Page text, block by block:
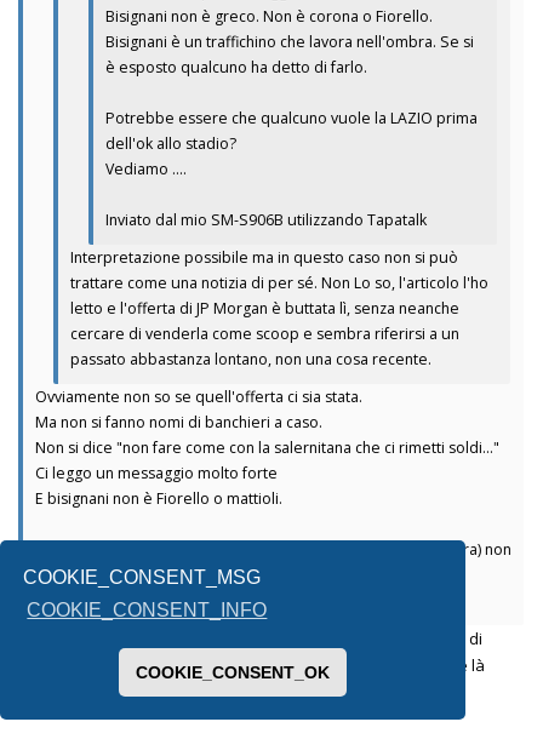
COOKIE_CONSENT_MSG
COOKIE_CONSENT_INFO
COOKIE_CONSENT_OK
Bisignani non è greco. Non è corona o Fiorello.
Bisignani è un traffichino che lavora nell'ombra. Se si
è esposto qualcuno ha detto di farlo.
Potrebbe essere che qualcuno vuole la LAZIO prima
dell'ok allo stadio?
Vediamo ....
Inviato dal mio SM-S906B utilizzando Tapatalk
Interpretazione possibile ma in questo caso non si può
trattare come una notizia di per sé. Non Lo so, l'articolo l'ho
letto e l'offerta di JP Morgan è buttata lì, senza neanche
cercare di venderla come scoop e sembra riferirsi a un
passato abbastanza lontano, non una cosa recente.
Ovviamente non so se quell'offerta ci sia stata.
Ma non si fanno nomi di banchieri a caso.
Non si dice "non fare come con la salernitana che ci rimetti soldi..."
Ci leggo un messaggio molto forte
E bisignani non è Fiorello o mattioli.
Anche il giornale scelto (il tempo giornale in area centro destra) non
credo sia casuale
Inviato dal mio SM-S906B utilizzando Tapatalk
Pure a me suona come un messaggio. Fa il paio con la serata di
Report di qualche settimana fa: si parlava del nulla, ma qua e là
c'erano sottintesi evidenti.